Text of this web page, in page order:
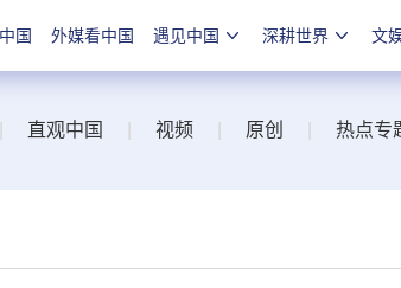
国 外媒看中国 遇见中国 深耕世界 文
直观中国 视频 原创 热点专